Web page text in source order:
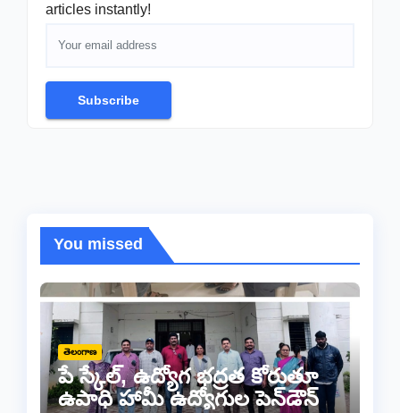
articles instantly!
Subscribe
You missed
తెలంగాణ
పే స్కేల్, ఉద్యోగ భద్రత కోరుతూ
ఉపాధి హామీ ఉద్యోగుల పెన్‌డౌన్